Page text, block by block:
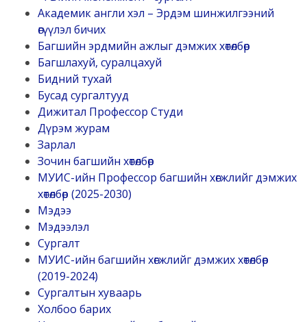
Академик англи хэл – Эрдэм шинжилгээний
өгүүлэл бичих
Багшийн эрдмийн ажлыг дэмжих хөтөлбөр
Багшлахуй, суралцахуй
Бидний тухай
Бусад сургалтууд
Дижитал Профессор Студи
Дүрэм журам
Зарлал
Зочин багшийн хөтөлбөр
МУИС-ийн Профессор багшийн хөгжлийг дэмжих
хөтөлбөр (2025-2030)
Мэдээ
Мэдээлэл
Сургалт
МУИС-ийн багшийн хөгжлийг дэмжих хөтөлбөр
(2019-2024)
Сургалтын хуваарь
Холбоо барих